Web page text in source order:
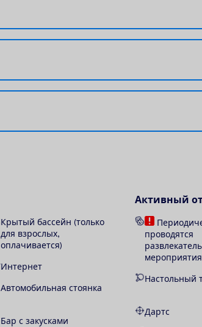
Крытый бассейн (только
для взрослых,
оплачивается)
Интернет
Автомобильная стоянка
Бар с закусками
Активный
проводятся
мероприятия
Настольный
Дартс